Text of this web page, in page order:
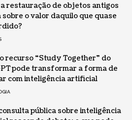
a restauração de objetos antigos
o valor daquilo que quase
recurso “Study Together” do
pode transformar a forma de
com inteligência artificial
pública sobre inteligência